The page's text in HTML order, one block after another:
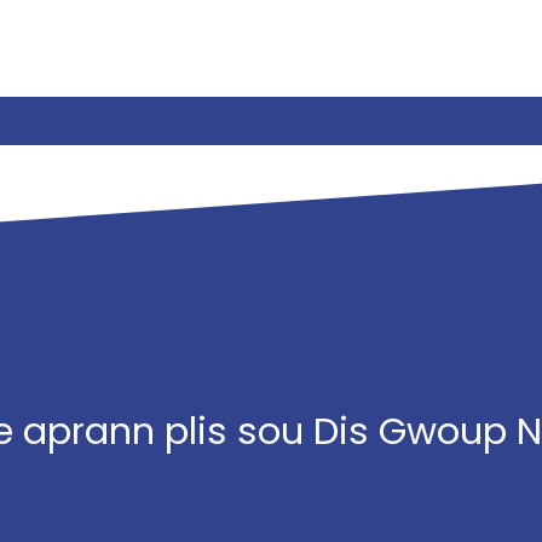
aprann plis sou Dis Gwoup